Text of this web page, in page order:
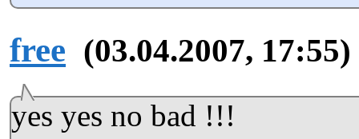
free (03.04.2007, 17:55)
yes yes no bad !!!